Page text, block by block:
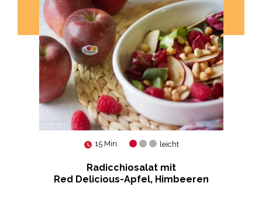
15 Min. leicht
Radicchiosalat mit
Red Delicious-Apfel, Himbeeren